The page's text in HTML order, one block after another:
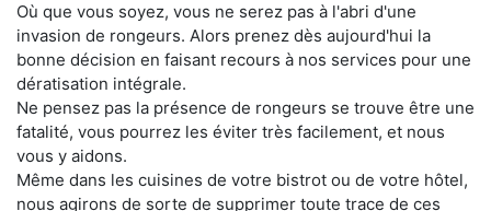
Où que vous soyez, vous ne serez pas à l'abri d'une
invasion de rongeurs. Alors prenez dès aujourd'hui la
bonne décision en faisant recours à nos services pour une
dératisation intégrale.
Ne pensez pas la présence de rongeurs se trouve être une
fatalité, vous pourrez les éviter très facilement, et nous
vous y aidons.
Même dans les cuisines de votre bistrot ou de votre hôtel,
nous agirons de sorte de supprimer toute trace de ces